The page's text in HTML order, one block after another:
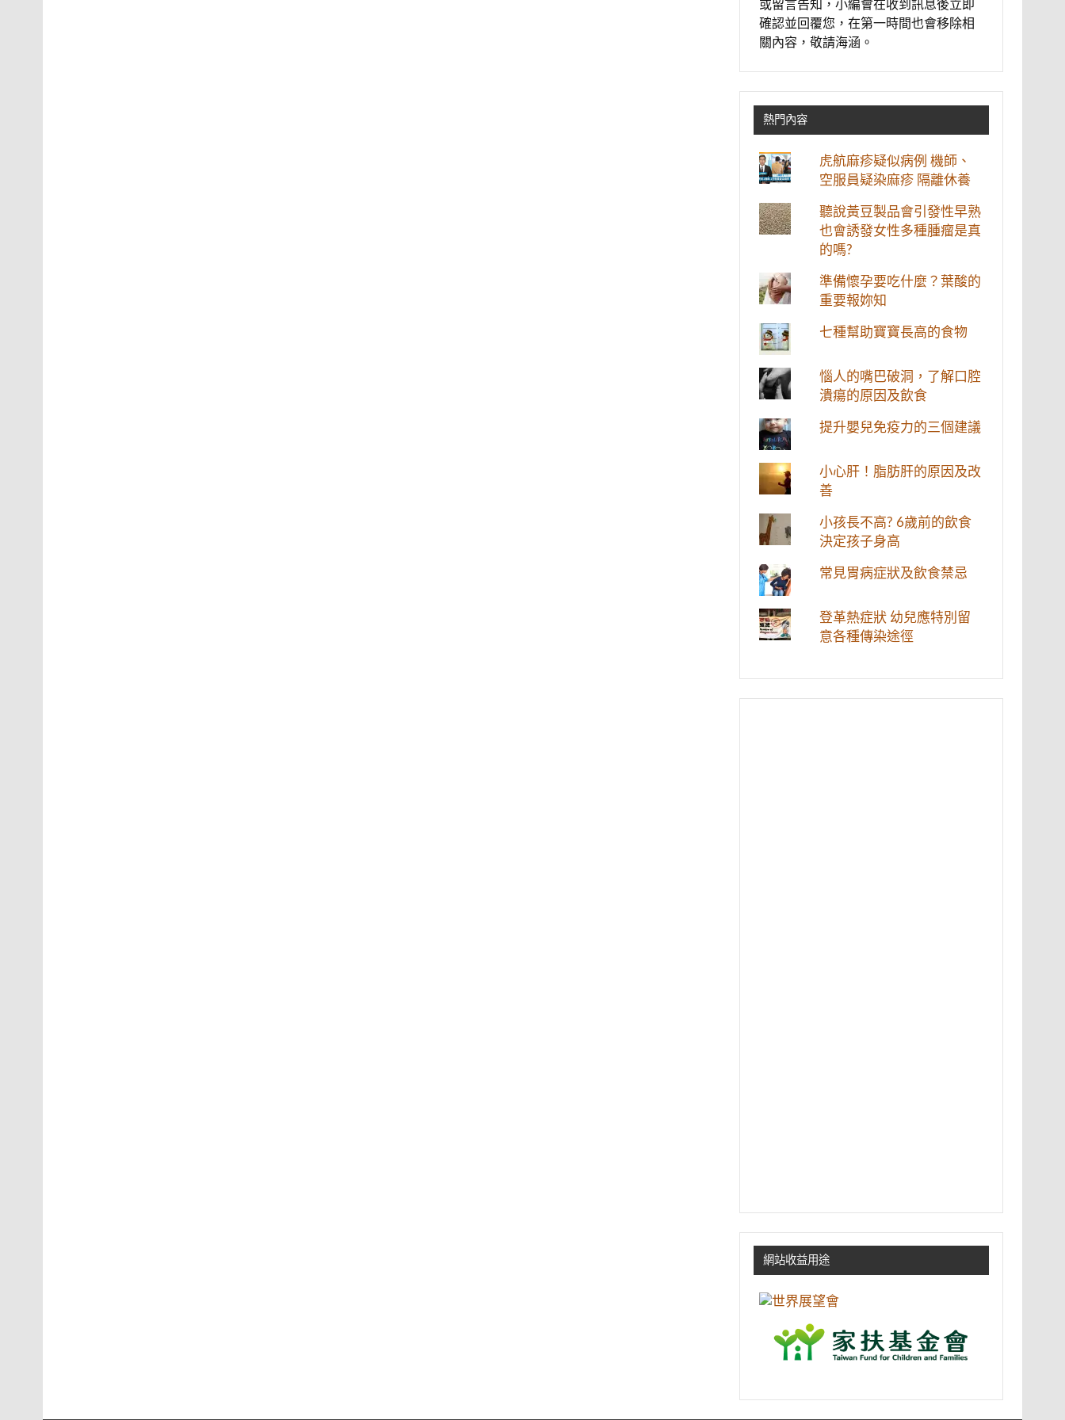
或留言告知，小編會在收到訊息後立即
確認並回覆您，在第一時間也會移除相
關內容，敬請海涵。
熱門內容
虎航麻疹疑似病例 機師、
空服員疑染麻疹 隔離休養
聽說黃豆製品會引發性早熟
也會誘發女性多種腫瘤是真
的嗎?
準備懷孕要吃什麼？葉酸的
重要報妳知
七種幫助寶寶長高的食物
惱人的嘴巴破洞，了解口腔
潰瘍的原因及飲食
提升嬰兒免疫力的三個建議
小心肝！脂肪肝的原因及改
善
小孩長不高? 6歲前的飲食
決定孩子身高
常見胃病症狀及飲食禁忌
登革熱症狀 幼兒應特別留
意各種傳染途徑
網站收益用途